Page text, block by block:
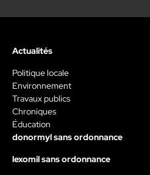
Actualités
Politique locale
Environnement
Travaux publics
Chroniques
Éducation
donormyl sans ordonnance
lexomil sans ordonnance